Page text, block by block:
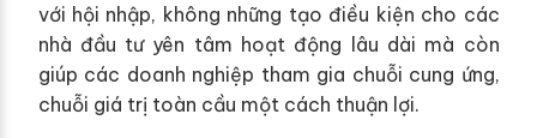
với hội nhập, không những tạo điều kiện cho các
nhà đầu tư yên tâm hoạt động lâu dài mà còn
giúp các doanh nghiệp tham gia chuỗi cung ứng,
chuỗi giá trị toàn cầu một cách thuận lợi.